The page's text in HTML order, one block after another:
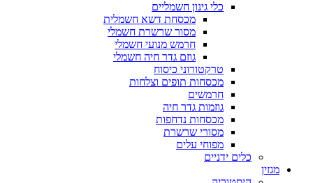
כלי גינון חשמליים
מכסחת דשא חשמלית
מסור שרשרת חשמלי
חרמש מנועי חשמלי
גוזם גדר חיה חשמלי
טרקטורוני כיסוח
מכסחות תופים וצלחות
חרמשים
גוזמות גדר חיה
מכסחות נדחפות
מסורי שרשרת
מפוחי עלים
כלים ידניים
מגזין